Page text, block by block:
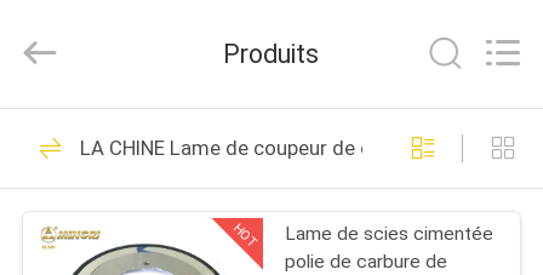
MAISON
PRODUITS
Cemented
Carbide
All
Reserved.
le carbure de
tungstène meurent
166
Produits
LA CHINE Lame de coupeur de carbure de
HOT
Lame de scies cimentée
polie de carbure de